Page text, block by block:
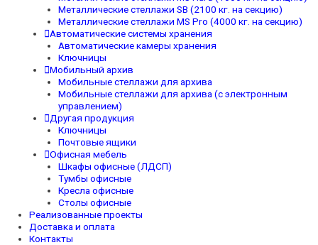
Металлические стеллажи SB (2100 кг. на секцию)
Металлические стеллажи MS Pro (4000 кг. на секцию)
Автоматические системы хранения
Автоматические камеры хранения
Ключницы
Мобильный архив
Мобильные стеллажи для архива
Мобильные стеллажи для архива (с электронным
управлением)
Другая продукция
Ключницы
Почтовые ящики
Офисная мебель
Шкафы офисные (ЛДСП)
Тумбы офисные
Кресла офисные
Столы офисные
Реализованные проекты
Доставка и оплата
Контакты